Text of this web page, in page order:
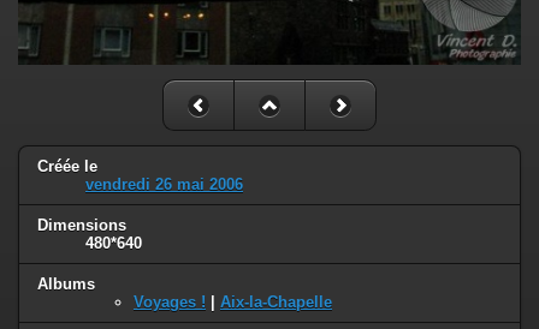
Créée le
vendredi 26 mai 2006
Dimensions
480*640
Albums
Voyages !
Aix-la-Chapelle